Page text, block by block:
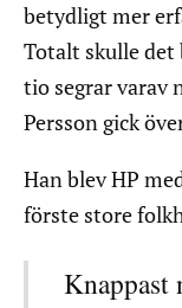
betydligt mer
Totalt skulle det
tio segrar varav
Persson gick
Han blev HP
förste store
Knappast